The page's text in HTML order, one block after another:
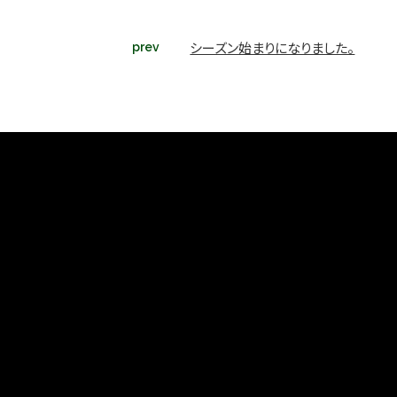
prev シーズン始まりになりました。